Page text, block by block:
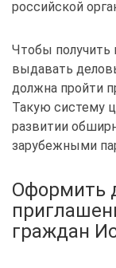
российской
Чтобы получить
выдавать
должна пройти
Такую систему
развитии
зарубежными
Оформить
граждан